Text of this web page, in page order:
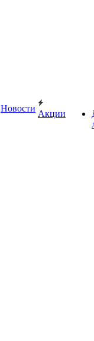
Новости
Акции